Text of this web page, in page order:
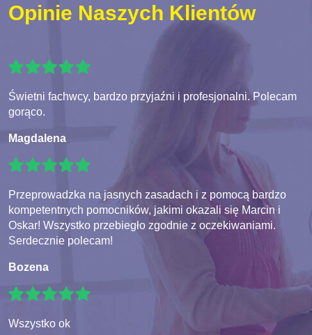
Opinie Naszych Klientów
Świetni fachwcy, bardzo przyjaźni i profesjonalni. Polecam
gorąco.
Magdalena
Przeprowadzka na jasnych zasadach i z pomocą bardzo
kompetentnych pomocników, jakimi okazali się Marcin i
Oskar! Wszystko przebiegło zgodnie z oczekiwaniami.
Serdecznie polecam!
Bozena
Wszystko ok